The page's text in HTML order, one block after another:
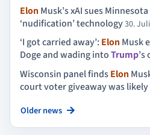
Elon Musk’s xAI sues
‘nudification’ technology30.
‘I got carried away’: Elon Musk
Doge and wading intoTrump
Wisconsin panel findsElon
court voter giveaway was
Older news